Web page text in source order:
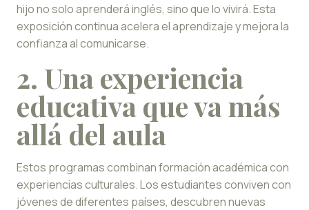
hijo no solo aprenderá inglés, sino que lo vivirá. Esta
exposición continua acelera el aprendizaje y mejora la
confianza al comunicarse.
2. Una experiencia
educativa que va más
allá del aula
Estos programas combinan formación académica con
experiencias culturales. Los estudiantes conviven con
jóvenes de diferentes países, descubren nuevas